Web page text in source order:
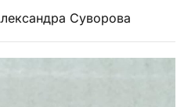
Суворова